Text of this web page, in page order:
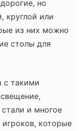
но
круглой или
из них можно
столы для
с такими
и многое
которые